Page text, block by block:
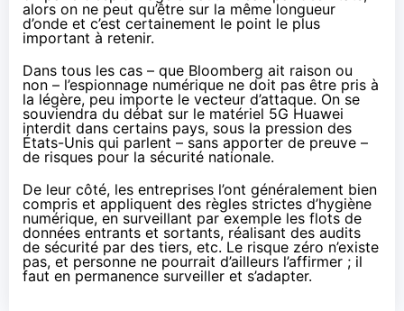
alors on ne peut qu’être sur la même longueur
d’onde et c’est certainement le point le plus
important à retenir.
Dans tous les cas – que Bloomberg ait raison ou
non – l’espionnage numérique ne doit pas être pris à
la légère, peu importe le vecteur d’attaque. On se
souviendra du débat sur le matériel 5G Huawei
interdit dans certains pays, sous la pression des
États-Unis qui parlent – sans apporter de preuve –
de risques pour la sécurité nationale.
De leur côté, les entreprises l’ont généralement bien
compris et appliquent des règles strictes d’hygiène
numérique, en surveillant par exemple les flots de
données entrants et sortants, réalisant des audits
de sécurité par des tiers, etc. Le risque zéro n’existe
pas, et personne ne pourrait d’ailleurs l’affirmer ; il
faut en permanence surveiller et s’adapter.